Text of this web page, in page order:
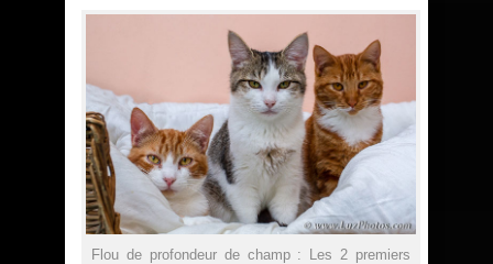
Flou de profondeur de champ : Les 2 premiers